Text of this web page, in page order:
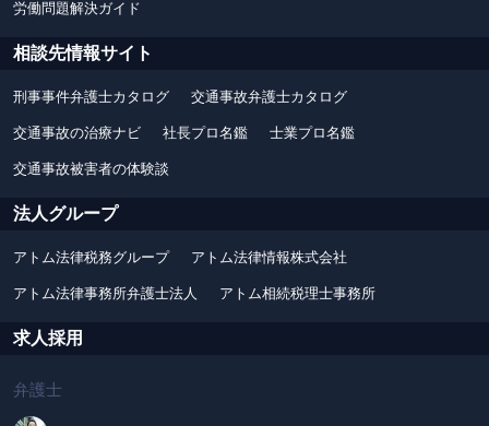
労働問題解決ガイド
相談先情報サイト
刑事事件弁護士カタログ 交通事故弁護士カタログ
交通事故の治療ナビ 社長プロ名鑑 士業プロ名鑑
交通事故被害者の体験談
法人グループ
アトム法律税務グループ アトム法律情報株式会社
アトム法律事務所弁護士法人 アトム相続税理士事務所
求人採用
弁護士